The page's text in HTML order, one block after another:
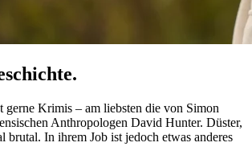
gerne Krimis – am liebsten die von Simon
Anthropologen David Hunter. Düster,
brutal. In ihrem Job ist jedoch etwas anderes